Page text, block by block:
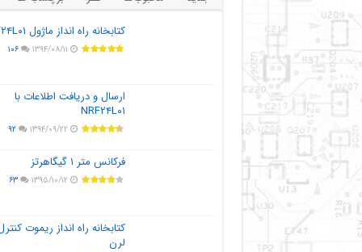
کتابخانه راه انداز ماژول NRF۲۴L۰۱
۱۳۹۴/۰۸/۱۱ ۱۰۶
ارسال و دریافت اطلاعات با
NRF۲۴L۰۱
۱۳۹۴/۰۹/۲۲ ۹۲
فرکانس متر ۱ گیگاهرتز
۱۳۹۵/۱۰/۱۲ ۶۳
کتابخانه راه انداز ریموت
لرن